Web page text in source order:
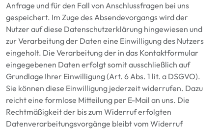
Anfrage und für den Fall von Anschlussfragen bei uns
gespeichert. Im Zuge des Absendevorgangs wird der
Nutzer auf diese Datenschutzerklärung hingewiesen und
zur Verarbeitung der Daten eine Einwilligung des Nutzers
eingeholt. Die Verarbeitung der in das Kontaktformular
eingegebenen Daten erfolgt somit ausschließlich auf
Grundlage Ihrer Einwilligung (Art. 6 Abs. 1 lit. a DSGVO).
Sie können diese Einwilligung jederzeit widerrufen. Dazu
reicht eine formlose Mitteilung per E-Mail an uns. Die
Rechtmäßigkeit der bis zum Widerruf erfolgten
Datenverarbeitungsvorgänge bleibt vom Widerruf